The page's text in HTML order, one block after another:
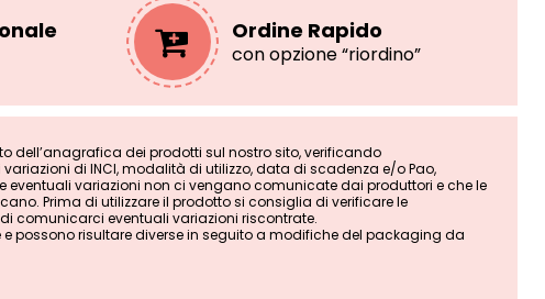
Ordine Rapido
con opzione “riordino”
dell’anagrafica dei prodotti sul nostro sito, verificando
di INCI, modalità di utilizzo, data di scadenza e/o Pao,
eventuali variazioni non ci vengano comunicate dai produttori e che le
Prima di utilizzare il prodotto si consiglia di verificare le
comunicarci eventuali variazioni riscontrate.
possono risultare diverse in seguito a modifiche del packaging da